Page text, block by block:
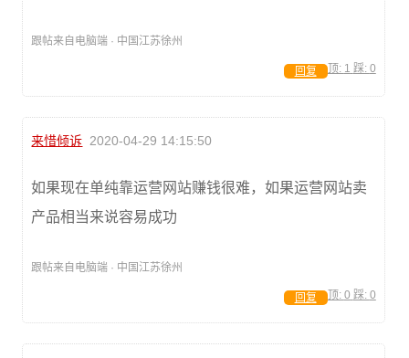
跟帖来自电脑端 · 中国江苏徐州
顶: 1 踩: 0
回复
来惜倾诉 2020-04-29 14:15:50
如果现在单纯靠运营网站赚钱很难，如果运营网站卖
产品相当来说容易成功
跟帖来自电脑端 · 中国江苏徐州
顶: 0 踩: 0
回复